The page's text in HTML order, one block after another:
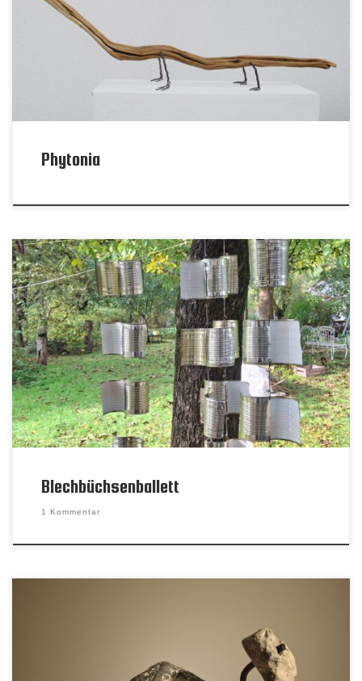
Phytonia
Blechbüchsenballett
1 Kommentar